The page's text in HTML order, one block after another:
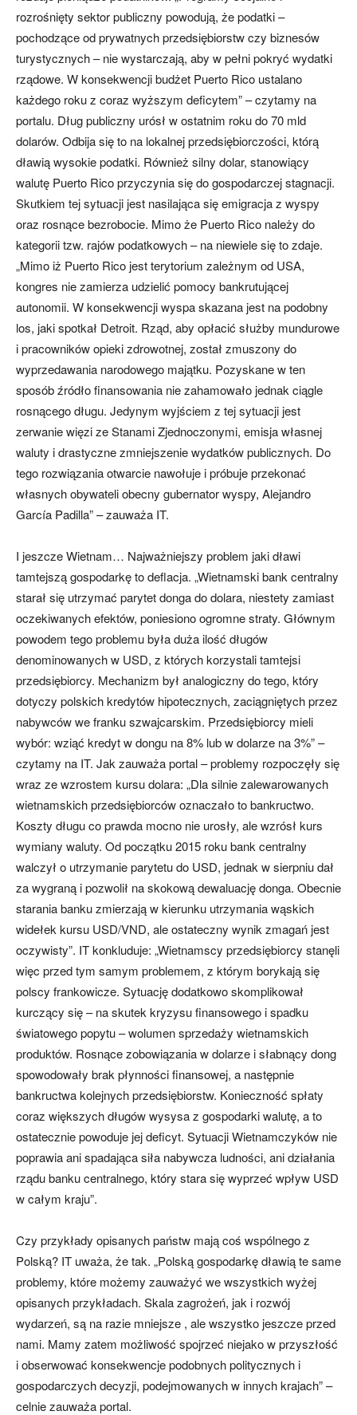
rozrośnięty sektor publiczny powodują, że podatki –
pochodzące od prywatnych przedsiębiorstw czy biznesów
turystycznych – nie wystarczają, aby w pełni pokryć wydatki
rządowe. W konsekwencji budżet Puerto Rico ustalano
każdego roku z coraz wyższym deficytem” – czytamy na
portalu. Dług publiczny urósł w ostatnim roku do 70 mld
dolarów. Odbija się to na lokalnej przedsiębiorczości, którą
dławią wysokie podatki. Również silny dolar, stanowiący
walutę Puerto Rico przyczynia się do gospodarczej stagnacji.
Skutkiem tej sytuacji jest nasilająca się emigracja z wyspy
oraz rosnące bezrobocie. Mimo że Puerto Rico należy do
kategorii tzw. rajów podatkowych – na niewiele się to zdaje.
„Mimo iż Puerto Rico jest terytorium zależnym od USA,
kongres nie zamierza udzielić pomocy bankrutującej
autonomii. W konsekwencji wyspa skazana jest na podobny
los, jaki spotkał Detroit. Rząd, aby opłacić służby mundurowe
i pracowników opieki zdrowotnej, został zmuszony do
wyprzedawania narodowego majątku. Pozyskane w ten
sposób źródło finansowania nie zahamowało jednak ciągle
rosnącego długu. Jedynym wyjściem z tej sytuacji jest
zerwanie więzi ze Stanami Zjednoczonymi, emisja własnej
waluty i drastyczne zmniejszenie wydatków publicznych. Do
tego rozwiązania otwarcie nawołuje i próbuje przekonać
własnych obywateli obecny gubernator wyspy, Alejandro
García Padilla” – zauważa IT.
I jeszcze Wietnam… Najważniejszy problem jaki dławi
tamtejszą gospodarkę to deflacja. „Wietnamski bank centralny
starał się utrzymać parytet donga do dolara, niestety zamiast
oczekiwanych efektów, poniesiono ogromne straty. Głównym
powodem tego problemu była duża ilość długów
denominowanych w USD, z których korzystali tamtejsi
przedsiębiorcy. Mechanizm był analogiczny do tego, który
dotyczy polskich kredytów hipotecznych, zaciągniętych przez
nabywców we franku szwajcarskim. Przedsiębiorcy mieli
wybór: wziąć kredyt w dongu na 8% lub w dolarze na 3%” –
czytamy na IT. Jak zauważa portal – problemy rozpoczęły się
wraz ze wzrostem kursu dolara: „Dla silnie zalewarowanych
wietnamskich przedsiębiorców oznaczało to bankructwo.
Koszty długu co prawda mocno nie urosły, ale wzrósł kurs
wymiany waluty. Od początku 2015 roku bank centralny
walczył o utrzymanie parytetu do USD, jednak w sierpniu dał
za wygraną i pozwolił na skokową dewaluację donga. Obecnie
starania banku zmierzają w kierunku utrzymania wąskich
widełek kursu USD/VND, ale ostateczny wynik zmagań jest
oczywisty”. IT konkluduje: „Wietnamscy przedsiębiorcy stanęli
więc przed tym samym problemem, z którym borykają się
polscy frankowicze. Sytuację dodatkowo skomplikował
kurczący się – na skutek kryzysu finansowego i spadku
światowego popytu – wolumen sprzedaży wietnamskich
produktów. Rosnące zobowiązania w dolarze i słabnący dong
spowodowały brak płynności finansowej, a następnie
bankructwa kolejnych przedsiębiorstw. Konieczność spłaty
coraz większych długów wysysa z gospodarki walutę, a to
ostatecznie powoduje jej deficyt. Sytuacji Wietnamczyków nie
poprawia ani spadająca siła nabywcza ludności, ani działania
rządu banku centralnego, który stara się wyprzeć wpływ USD
w całym kraju”.
Czy przykłady opisanych państw mają coś wspólnego z
Polską? IT uważa, że tak. „Polską gospodarkę dławią te same
problemy, które możemy zauważyć we wszystkich wyżej
opisanych przykładach. Skala zagrożeń, jak i rozwój
wydarzeń, są na razie mniejsze , ale wszystko jeszcze przed
nami. Mamy zatem możliwość spojrzeć niejako w przyszłość
i obserwować konsekwencje podobnych politycznych i
gospodarczych decyzji, podejmowanych w innych krajach” –
celnie zauważa portal.